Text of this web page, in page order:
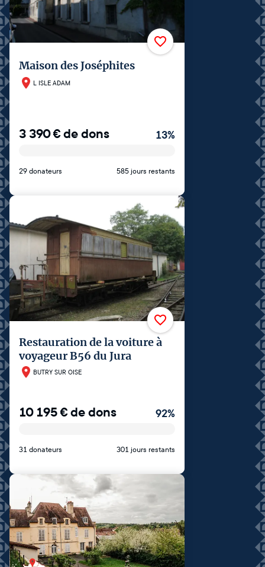
Maison des Joséphites
L ISLE ADAM
3 390€de dons 13%
29 donateurs 585 jours restants
Restauration de la voiture à
voyageur B56 du Jura
BUTRY SUR OISE
10 195€de dons 92%
31 donateurs 301 jours restants